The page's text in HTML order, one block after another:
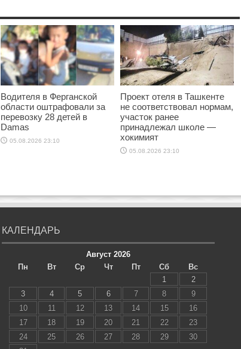
Водителя в Ферганской
области оштрафовали за
перевозку 28 детей в
Damas
05.08.2026 23:10
Проект отеля в Ташкенте
не соответствовал нормам,
участок ранее
принадлежал школе —
хокимият
05.08.2026 23:10
КАЛЕНДАРЬ
Август 2026
Пн
Вт Ср Чт Пт Сб
Вс
1
2
3
4 5 6 7 8
9
10
11 12 13 14 15
16
17
18 19 20 21 22
23
24
25 26 27 28 29
30